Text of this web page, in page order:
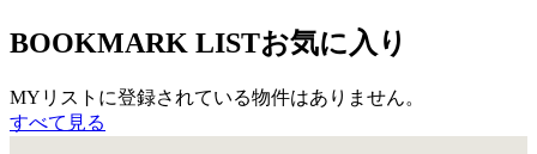
BOOKMARK LISTお気に入り
MYリストに登録されている物件はありません。
すべて見る